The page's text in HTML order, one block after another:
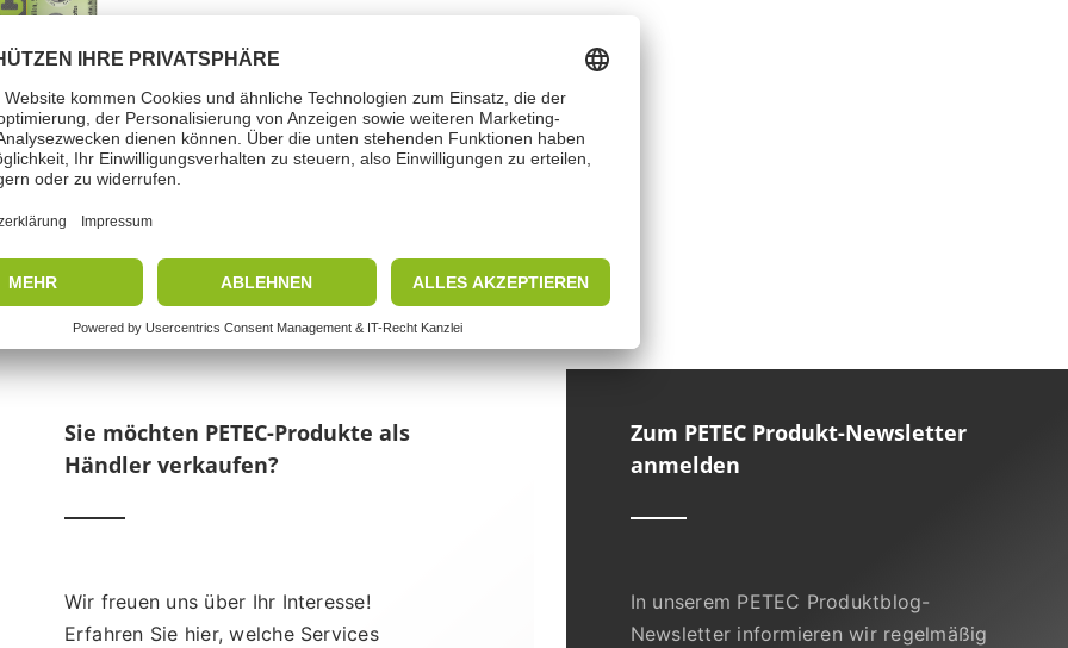
Kunststoff
Nummer 98355
erfahren >>
Sie möchten PETEC-Produkte als
Händler verkaufen?
Wir freuen uns über Ihr Interesse!
Erfahren Sie hier, welche Services
Zum PETEC Produkt-Newsletter
anmelden
In unserem PETEC Produktblog-
Newsletter informieren wir regelmäßig